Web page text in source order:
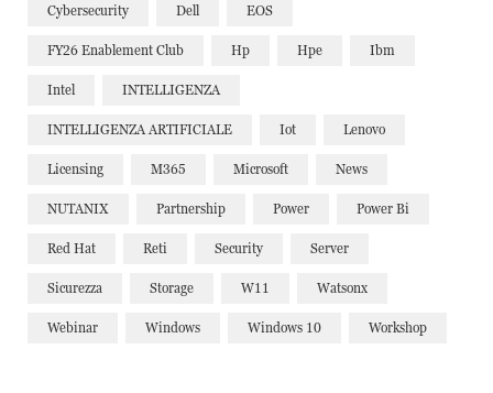
Cybersecurity Dell EOS
FY26 Enablement Club Hp Hpe Ibm
Intel INTELLIGENZA
INTELLIGENZA ARTIFICIALE Iot Lenovo
Licensing M365 Microsoft News
NUTANIX Partnership Power Power Bi
Red Hat Reti Security Server
Sicurezza Storage W11 Watsonx
Webinar Windows Windows 10 Workshop